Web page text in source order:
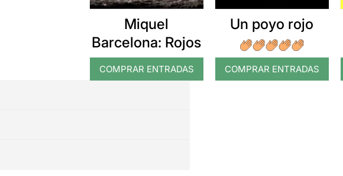
Miquel
Barcelona: Rojos
COMPRAR ENTRADAS
Un poyo rojo
COMPRAR ENTRADAS